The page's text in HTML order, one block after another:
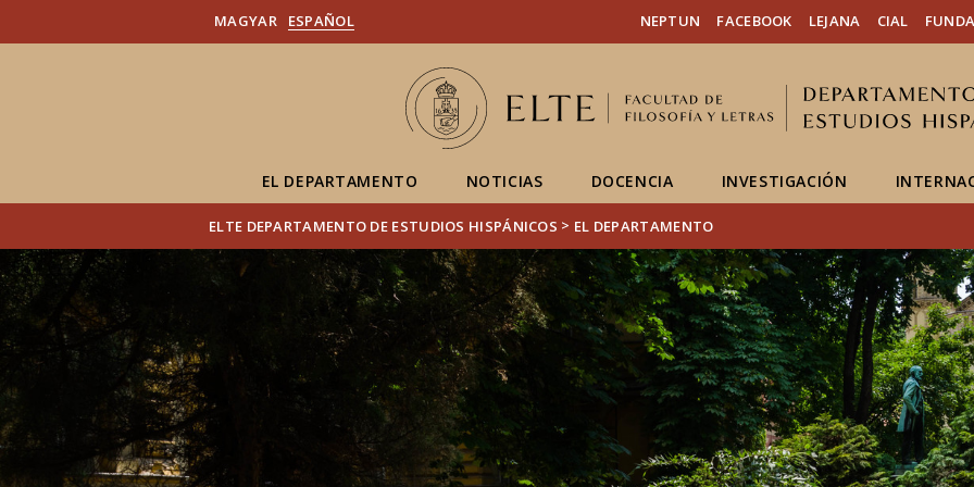
MAGYAR ESPAÑOL NEPTUN FACEBOOK LEJANA CIAL
EL DEPARTAMENTO NOTICIAS DOCENCIA INVESTIGACIÓN
ELTE DEPARTAMENTO DE ESTUDIOS HISPÁNICOS > EL DEPARTAMENTO